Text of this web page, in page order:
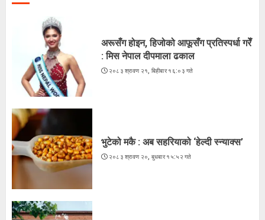
2
भुटेको मकै : अब सहरियाको ‘हेल्दी स्न्याक्स’
3
ज्येष्ठ नागरिकका पीडा : आराम-सम्मानको
अरूसँग होइन, हिजोको आफूसँग प्रतिस्पर्धा गरेँ
: मिस नेपाल दीपमाला ढकाल
२०८३ श्रावण २१, बिहीबार १६:०३ गते
भुटेको मकै : अब सहरियाको ‘हेल्दी स्न्याक्स’
२०८३ श्रावण २०, बुधबार १५:५२ गते